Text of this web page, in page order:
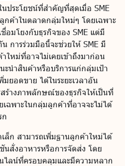
ประโยชน์ที่สำคัญที่สุดเมื่อ SME
กค้าในตลาดกลุ่มใหม่ๆ โดยเฉพาะ
อมโยงกับธุรกิจของ SME แต่มี
การร่วมมือนี้จะช่วยให้ SME มี
ใหม่ที่อาจไม่เคยเข้าถึงมาก่อน
ะนำสินค้าหรือบริการแก่กลุ่มเป้า
ยอดขาย ได้ในระยะเวลาอัน
สร้างภาพลักษณ์ของธุรกิจให้เป็นที่
เฉพาะในกลุ่มลูกค้าที่อาจจะไม่ได้
ก
ล็ก สามารถเพิ่มฐานลูกค้าใหม่ได้
นสั่งอาหารหรือการจัดส่ง โดย
ไลน์ที่ครอบคลุมและมีความหลาก